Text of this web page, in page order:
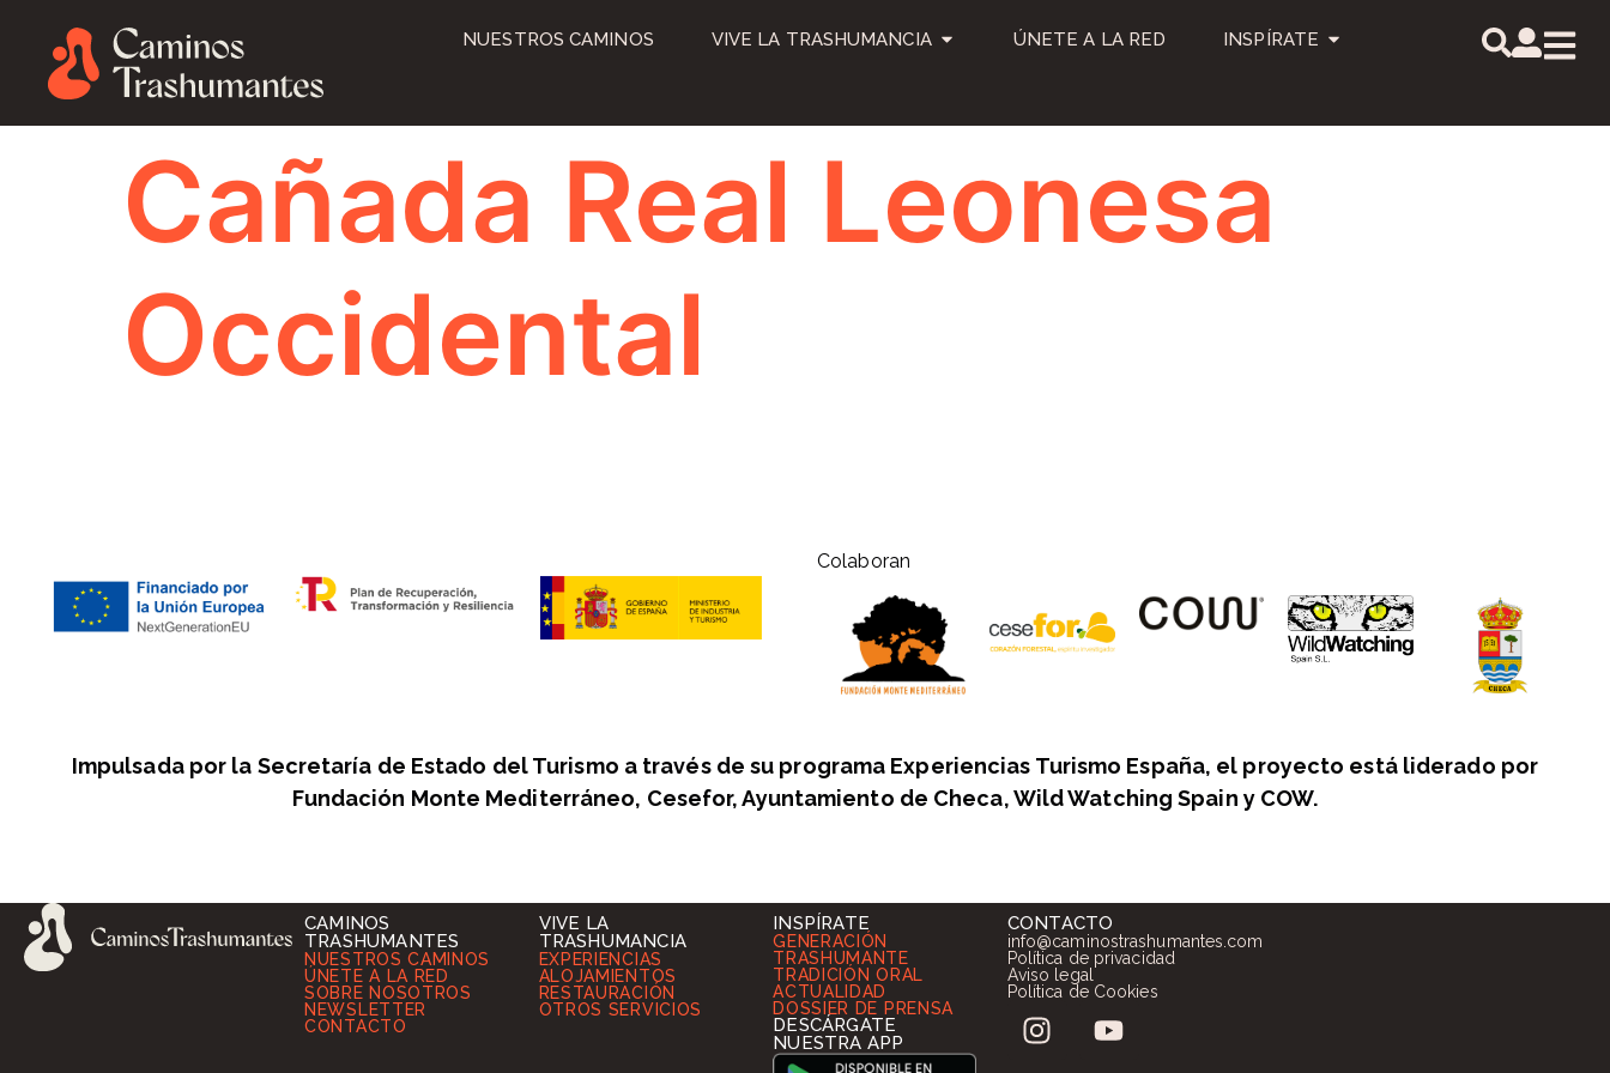
NUESTROS CAMINOS VIVE LA TRASHUMANCIA ÚNETE A LA RED INSPÍRATE
Cañada Real Leonesa
Occidental
Colaboran
Impulsada por la Secretaría de Estado del Turismo a través de su programa Experiencias Turismo España, el proyecto está liderado por
Fundación Monte Mediterráneo, Cesefor, Ayuntamiento de Checa, Wild Watching Spain y COW.
CAMINOS
TRASHUMANTES
NUESTROS CAMINOS
ÚNETE A LA RED
SOBRE NOSOTROS
NEWSLETTER
CONTACTO
VIVE LA
TRASHUMANCIA
EXPERIENCIAS
ALOJAMIENTOS
RESTAURACIÓN
OTROS SERVICIOS
INSPÍRATE
GENERACIÓN
TRASHUMANTE
TRADICIÓN ORAL
ACTUALIDAD
DOSSIER DE PRENSA
DESCÁRGATE
NUESTRA APP
CONTACTO
info@caminostrashumantes.com
Política de privacidad
Aviso legal
Política de Cookies